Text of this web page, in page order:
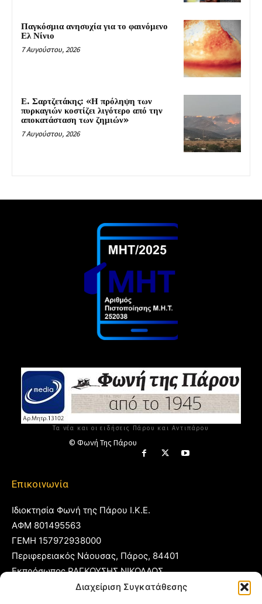
Διαχείριση Συγκατάθεσης
Παγκόσμια ανησυχία για το φαινόμενο
Ελ Νίνιο
7 Αυγούστου, 2026
Ε. Σαρτζετάκης: «Η πρόληψη των
πυρκαγιών κοστίζει λιγότερο από την
αποκατάσταση των ζημιών»
7 Αυγούστου, 2026
Τα νέα και οι ειδήσεις Πάρου και Αντιπάρου
© Φωνή Της Πάρου
Επικοινωνία
Ιδιοκτησία Φωνή της Πάρου Ι.Κ.Ε.
ΑΦΜ 801495563
ΓΕΜΗ 157972938000
Περιφερειακός Νάουσας, Πάρος, 84401
Εκπρόσωπος ΡΑΓΚΟΥΣΗΣ ΝΙΚΟΛΑΟΣ